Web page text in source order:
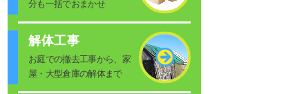
分も一括でおまかせ
解体工事
お庭での撤去工事から、家
屋・大型倉庫の解体まで